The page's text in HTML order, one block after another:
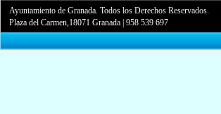
Ayuntamiento de Granada. Todos los Derechos Reservados.
Plaza del Carmen,18071 Granada |958 539 697